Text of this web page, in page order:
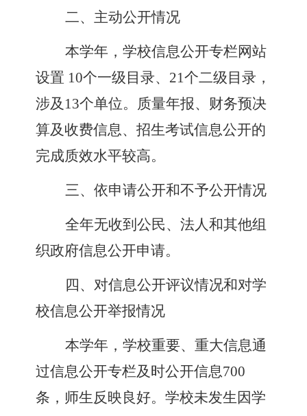
二、主动公开情况
本学年，学校信息公开专栏网站
设置 10个一级目录、 21个二级目录，
涉及 13个单位。 质量年报、财务预决
算及收费信息、招生考试信息公开的
完成质效水平较高。
三、依申请公开和不予公开情况
全年无收到公民、法人和其他组
织政府信息公开申请。
四、对信息公开评议情况和对学
校信息公开举报情况
本学年，学校重要、重大信息通
过信息公开专栏及时公开信息700
条 ，师生反映良好。学校未发生因学